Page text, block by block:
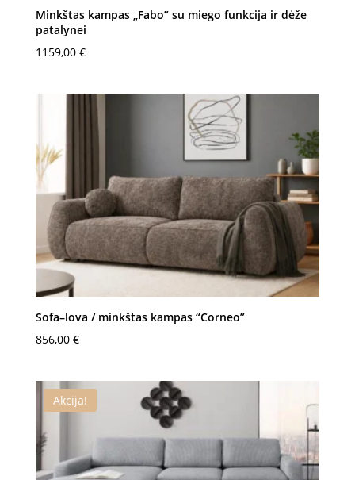
Minkštas kampas „Fabo” su miego funkcija ir dėže
patalynei
1159,00 €
Sofa–lova / minkštas kampas “Corneo”
856,00 €
Akcija!